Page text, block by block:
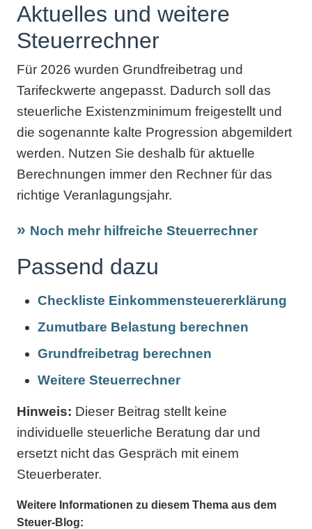
Aktuelles und weitere
Steuerrechner
Für 2026 wurden Grundfreibetrag und
Tarifeckwerte angepasst. Dadurch soll das
steuerliche Existenzminimum freigestellt und
die sogenannte kalte Progression abgemildert
werden. Nutzen Sie deshalb für aktuelle
Berechnungen immer den Rechner für das
richtige Veranlagungsjahr.
Noch mehr hilfreiche Steuerrechner
Passend dazu
Checkliste Einkommensteuererklärung
Zumutbare Belastung berechnen
Grundfreibetrag berechnen
Weitere Steuerrechner
Hinweis: Dieser Beitrag stellt keine
individuelle steuerliche Beratung dar und
ersetzt nicht das Gespräch mit einem
Steuerberater.
Weitere Informationen zu diesem Thema aus dem
Steuer-Blog: